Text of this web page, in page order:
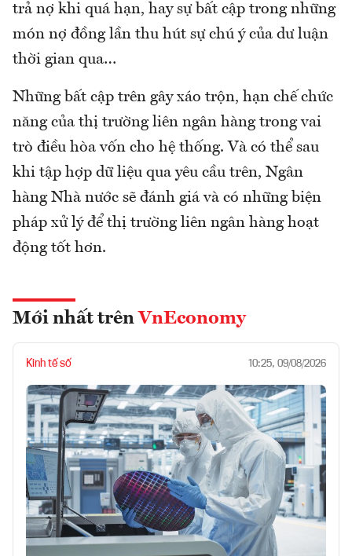
trả nợ khi quá hạn, hay sự bất cập trong những
món nợ đồng lần thu hút sự chú ý của dư luận
thời gian qua…
Những bất cập trên gây xáo trộn, hạn chế chức
năng của thị trường liên ngân hàng trong vai
trò điều hòa vốn cho hệ thống. Và có thể sau
khi tập hợp dữ liệu qua yêu cầu trên, Ngân
hàng Nhà nước sẽ đánh giá và có những biện
pháp xử lý để thị trường liên ngân hàng hoạt
động tốt hơn.
Mới nhất trên VnEconomy
Kinh tế số 10:25, 09/08/2026